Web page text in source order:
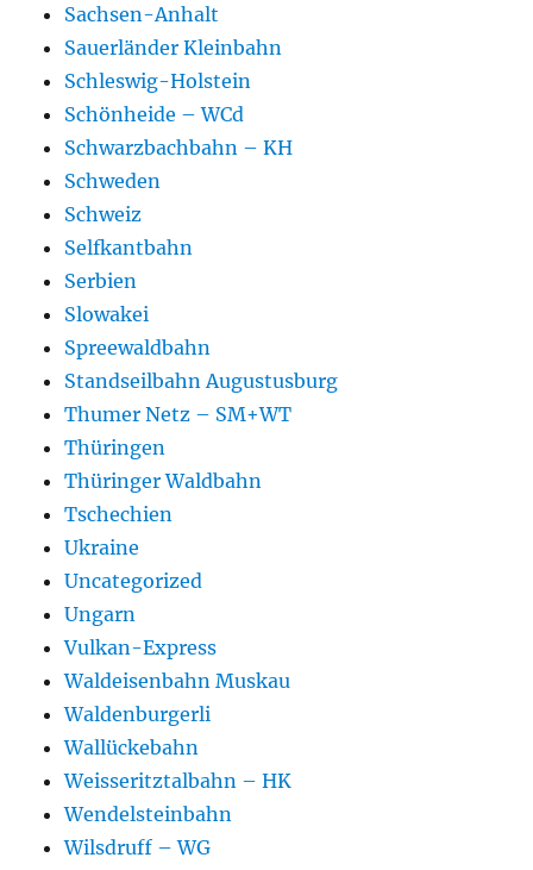
Sachsen-Anhalt
Sauerländer Kleinbahn
Schleswig-Holstein
Schönheide – WCd
Schwarzbachbahn – KH
Schweden
Schweiz
Selfkantbahn
Serbien
Slowakei
Spreewaldbahn
Standseilbahn Augustusburg
Thumer Netz – SM+WT
Thüringen
Thüringer Waldbahn
Tschechien
Ukraine
Uncategorized
Ungarn
Vulkan-Express
Waldeisenbahn Muskau
Waldenburgerli
Wallückebahn
Weisseritztalbahn – HK
Wendelsteinbahn
Wilsdruff – WG